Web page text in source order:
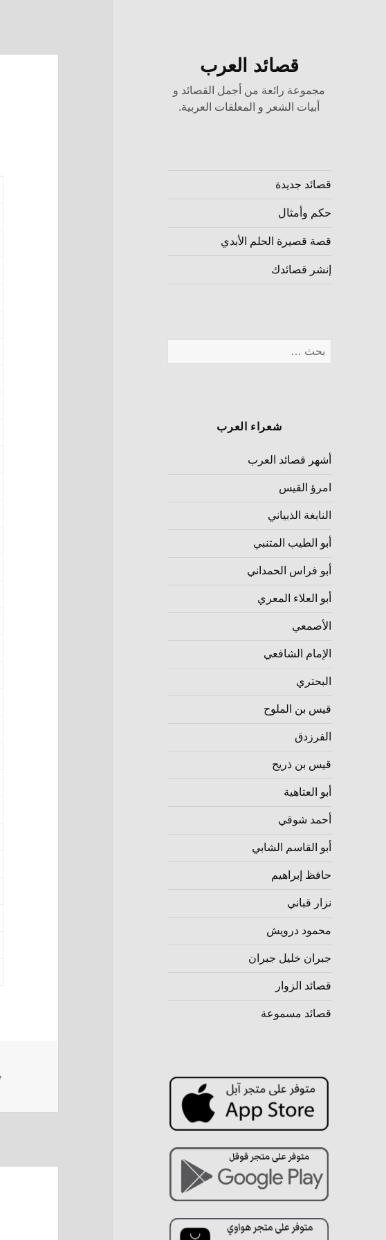
قصائد العرب
مجموعة رائعة من أجمل القصائد و
أبيات الشعر و المعلقات العربية.
قصائد جديدة
حكم وأمثال
قصة قصيرة الحلم الأبدي
إنشر قصائدك
شعراء العرب
أشهر قصائد العرب
امرؤ القيس
النابغة الذبياني
أبو الطيب المتنبي
أبو فراس الحمداني
أبو العلاء المعري
الأصمعي
الإمام الشافعي
البحتري
قيس بن الملوح
الفرزدق
قيس بن ذريح
أبو العتاهية
أحمد شوقي
أبو القاسم الشابي
حافظ إبراهيم
نزار قباني
محمود درويش
جبران خليل جبران
قصائد الزوار
قصائد مسموعة